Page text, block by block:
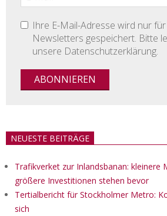
Ihre E-Mail-Adresse wird nur
Newsletters gespeichert. Bitte
unsere Datenschutzerklärung.
NEUESTE BEITRÄGE
Trafikverket zur Inlandsbanan: kleinere
größere Investitionen stehen bevor
Tertialbericht für Stockholmer Metro:
sich